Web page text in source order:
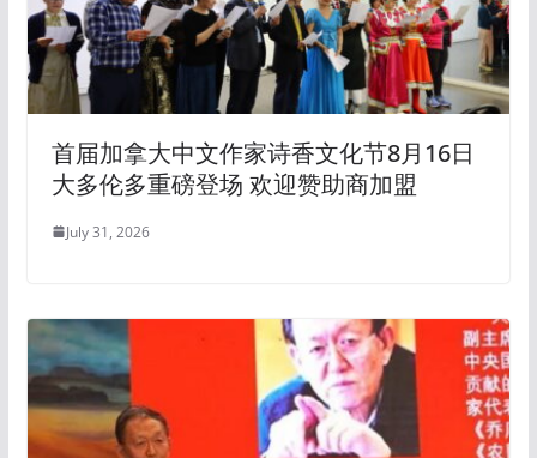
首届加拿大中文作家诗香文化节8月16日
大多伦多重磅登场 欢迎赞助商加盟
July 31, 2026